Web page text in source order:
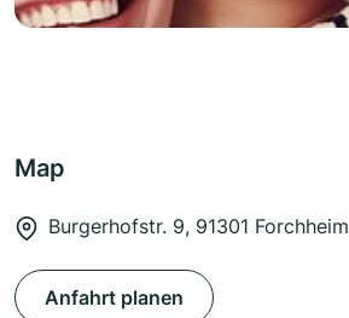
Map
Burgerhofstr. 9, 91301 Forchheim
Anfahrt planen